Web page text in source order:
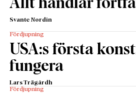
Allt handlar
Svante Nordin
Fördjupning
USA:s första
fungera
Lars Trägårdh
Fördjupning